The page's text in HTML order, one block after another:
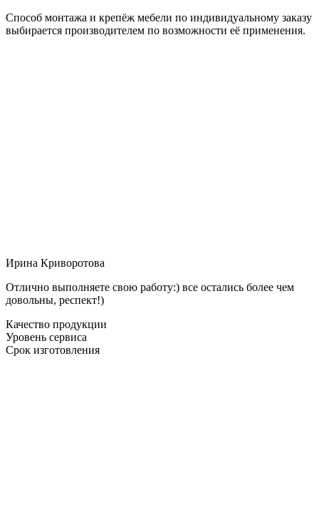
Способ монтажа и крепёж мебели по индивидуальному заказу
выбирается производителем по возможности её применения.
Ирина Криворотова
Отлично выполняете свою работу:) все остались более чем
довольны, респект!)
Качество продукции
Уровень сервиса
Срок изготовления